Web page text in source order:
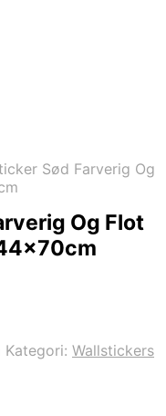
Sød Farverig Og
Og Flot
Kategori: Wallstickers